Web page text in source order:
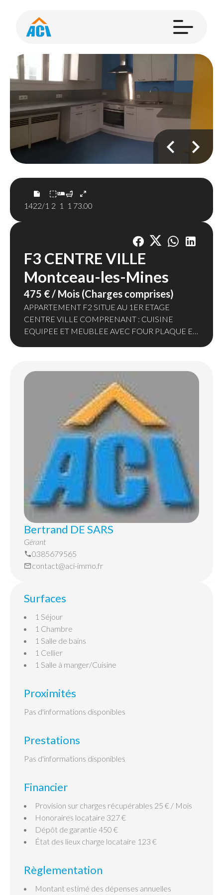
1422/1 2 1 1 73.00
F3 CENTRE VILLE
Montceau-les-Mines
475 € / Mois (Charges comprises)
APPARTEMENT F2 SITUE AU 1ER ETAGE
CENTRE VILLE COMPRENANT : CUISINE
EQUIPEE ET MEUBLEE AVEC FOUR PLAQUE ET
LA PROVISION MENSUELLE DE 25€
COMPREND L'EAU FROIDE POUR UNE
Bertrand DE SARS
Gérant
0385679565
contact@aci-immo.fr
Surfaces
1 Séjour
1 Chambre
1 Salle de bains
1 Cellier
1 Salle à manger/Cuisine
Proximités
Pas d'informations disponibles
Prestations
Pas d'informations disponibles
Financier
Provision sur charges récupérables 25 € / Mois
Honoraires locataire 327 €
Dépôt de garantie 450 €
État des lieux charge locataire 123 €
Règlementation
Montant estimé des dépenses annuelles